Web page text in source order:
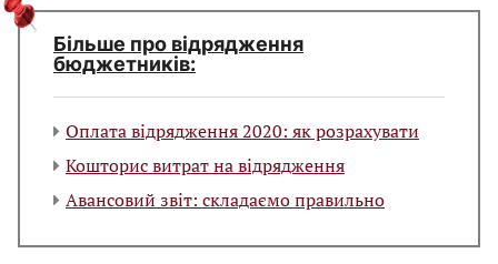
Більше про відрядження
бюджетників:
Оплата відрядження 2020: як розрахувати
Кошторис витрат на відрядження
Авансовий звіт: складаємо правильно